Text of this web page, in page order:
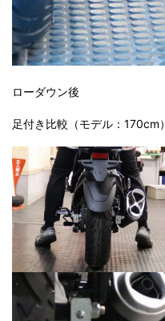
ローダウン後
足付き比較（モデル：170cm）